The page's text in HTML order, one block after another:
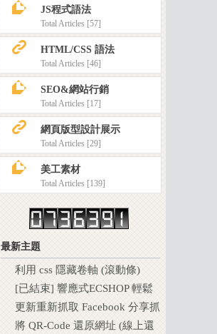
z JS程式語法
Total Articles [57]
K HTML/CSS 語法
Total Articles [46]
z SEO&網站行銷
Total Articles [17]
K 網頁版型設計展示
Total Articles [29]
z 美工素材
Total Articles [139]
最新主題
利用 css 隱藏卷軸 (滾動條)
[已結束] 響應式ECSHOP 輕鬆
擁有自己的電商網站 ! 2018春
更新重新抓取 Facebook 分享抓
取的頁面資料
將 QR-Code 還原網址 (線上還